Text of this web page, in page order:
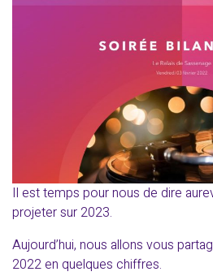
Il est temps pour nous de dire
projeter sur 2023.
Aujourd’hui, nous allons vous
2022 en quelques chiffres.